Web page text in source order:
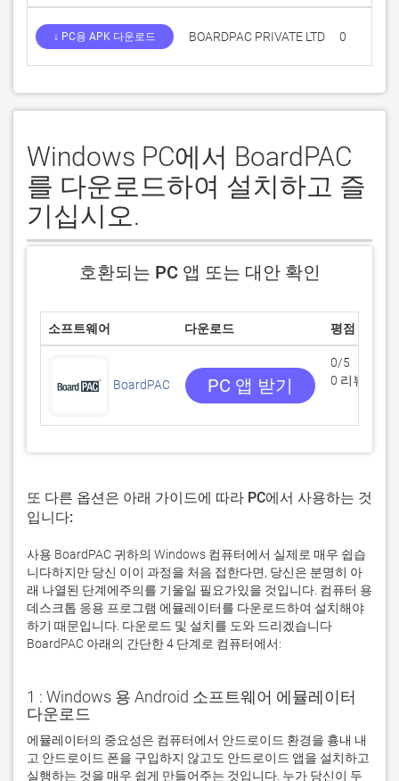
↓ PC용 APK 다운로드 BOARDPAC PRIVATE LTD 0
Windows PC에서 BoardPAC
를 다운로드하여 설치하고 즐
기십시오.
호환되는 PC 앱 또는 대안 확인
소프트웨어 다운로드 평점
BoardPAC PC 앱 받기
0/5
0 리뷰
또 다른 옵션은 아래 가이드에 따라 PC에서 사용하는 것
입니다:
사용 BoardPAC 귀하의 Windows 컴퓨터에서 실제로 매우 쉽습
니다하지만 당신 이이 과정을 처음 접한다면, 당신은 분명히 아
래 나열된 단계에주의를 기울일 필요가있을 것입니다. 컴퓨터 용
데스크톱 응용 프로그램 에뮬레이터를 다운로드하여 설치해야
하기 때문입니다. 다운로드 및 설치를 도와 드리겠습니다
BoardPAC 아래의 간단한 4 단계로 컴퓨터에서:
1 : Windows 용 Android 소프트웨어 에뮬레이터
다운로드
에뮬레이터의 중요성은 컴퓨터에서 안드로이드 환경을 흉내 내
고 안드로이드 폰을 구입하지 않고도 안드로이드 앱을 설치하고
실행하는 것을 매우 쉽게 만들어주는 것입니다. 누가 당신이 두